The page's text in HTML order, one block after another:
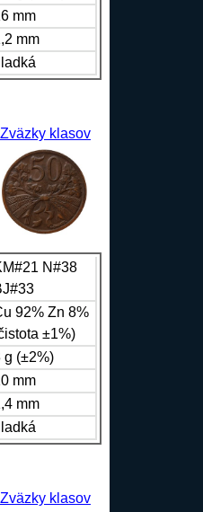
mm
mm
klasov
N#38
92%Zn 8%
±1%)
g (±2%)
mm
mm
klasov